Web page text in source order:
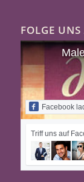
FOLGE
Facebook
Triff uns auf